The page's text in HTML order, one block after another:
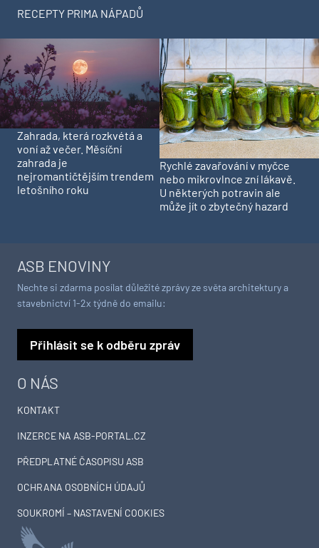
RECEPTY PRIMA NÁPADŮ
Zahrada, která rozkvétá a
voní až večer. Měsíční
zahrada je
nejromantičtějším trendem
letošního roku
Rychlé zavařování v myčce
nebo mikrovlnce zní lákavě.
U některých potravin ale
může jít o zbytečný hazard
O NÁS
KONTAKT
INZERCE NA ASB-PORTAL.CZ
PŘEDPLATNÉ ČASOPISU ASB
OCHRANA OSOBNÍCH ÚDAJŮ
SOUKROMÍ – NASTAVENÍ COOKIES
ASB ENOVINY
Nechte si zdarma posílat důležité zprávy ze světa architektury a
stavebnictví 1-2x týdně do emailu:
Přihlásit se k odběru zpráv